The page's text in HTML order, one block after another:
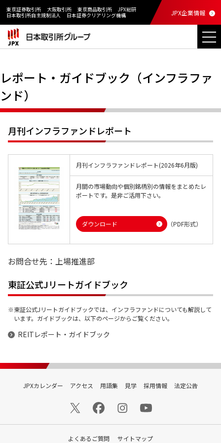
東京証券取引所 大阪取引所 東京商品取引所
JPX総研
日本取引所自主規制法人
日本証券クリアリング機構 JPX企業情報
レポート・ガイドブック（インフラファ
ンド）
月刊インフラファンドレポート
月刊インフラファンドレポート(2026年6月版)
月間の市場動向や個別銘柄別の情報をまとめたレ
ポートです。是非ご活用下さい。
ダウンロード （PDF形式）
お問合せ先：上場推進部
東証公式Jリートガイドブック
東証公式Jリートガイドブックでは、インフラファンドについても解説して
います。ガイドブックは、以下のページからご覧ください。
REITレポート・ガイドブック
JPXカレンダー アクセス 用語集 見学 採用情報 法定公告
よくあるご質問 サイトマップ